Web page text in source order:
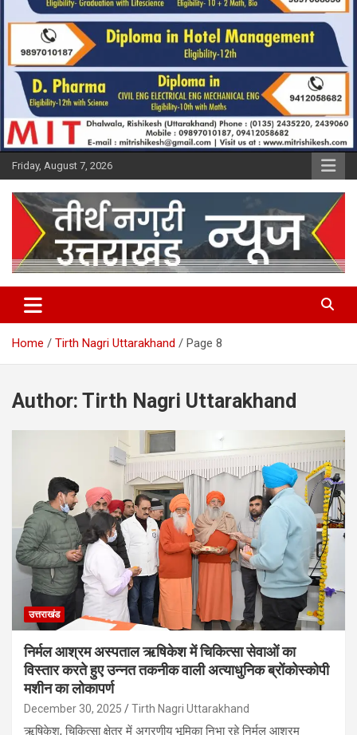
Friday, August 7, 2026
Tirth Nagri Uttarakhand
Home Tirth Nagri Uttarakhand Page 8
Author: Tirth Nagri Uttarakhand
उत्तराखंड
निर्मल आश्रम अस्पताल ऋषिकेश में चिकित्सा सेवाओं का
विस्तार करते हुए उन्नत तकनीक वाली अत्याधुनिक ब्रोंकोस्कोपी
मशीन का लोकापर्ण
December 30, 2025 Tirth Nagri Uttarakhand
ऋषिकेश, चिकित्सा क्षेत्र में अग्रणीय भूमिका निभा रहे निर्मल आश्रम